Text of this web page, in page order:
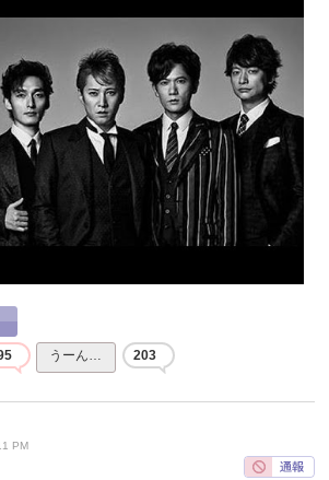
うーん… 203
PM